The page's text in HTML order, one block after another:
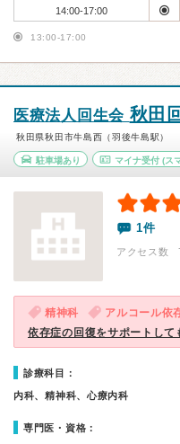
14:00-17:00
13:00-17:00
医療法人回生会 秋田
秋田県秋田市牛島西（羽後牛島駅）
駐車場あり マイナ受付(ス
1件
アクセス数
精神科 アルコール依
依存症の回復をサポートして
診療科目：
内科、精神科、心療内科
専門医・資格：